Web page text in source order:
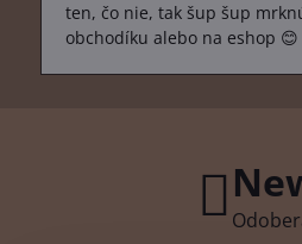
ten, čo nie, tak šup šup
obchodíku alebo na eshop 😊